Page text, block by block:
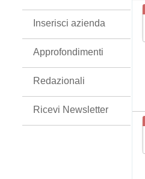
Inserisci azienda
Approfondimenti
Redazionali
Ricevi Newsletter